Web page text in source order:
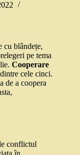
cu blândețe,
pe tema
Cooperare
cele cinci.
de a coopera
conflictul